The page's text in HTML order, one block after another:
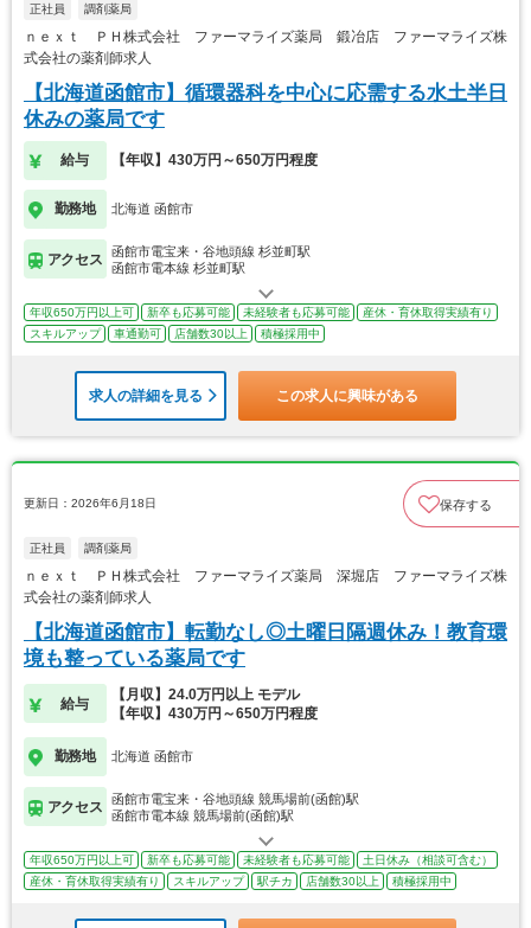
正社員 調剤薬局
ｎｅｘｔ ＰＨ株式会社 ファーマライズ薬局 鍛冶店 ファーマライズ株
式会社の薬剤師求人
【北海道函館市】循環器科を中心に応需する水土半日
休みの薬局です
給与 【年収】430万円～650万円程度
勤務地 北海道 函館市
アクセス
函館市電宝来・谷地頭線 杉並町駅
函館市電本線 杉並町駅
年収650万円以上可 新卒も応募可能 未経験者も応募可能
産休・育休取得実績有り
スキルアップ
車通勤可 店舗数30以上 積極採用中
求人の詳細を見る この求人に興味がある
更新日：2026年6月18日 保存する
正社員 調剤薬局
ｎｅｘｔ ＰＨ株式会社 ファーマライズ薬局 深堀店 ファーマライズ株
式会社の薬剤師求人
【北海道函館市】転勤なし◎土曜日隔週休み！教育環
境も整っている薬局です
給与
【月収】24.0万円以上 モデル
【年収】430万円～650万円程度
勤務地 北海道 函館市
アクセス
函館市電宝来・谷地頭線 競馬場前(函館)駅
函館市電本線 競馬場前(函館)駅
年収650万円以上可 新卒も応募可能 未経験者も応募可能
土日休み（相談可含む）
産休・育休取得実績有り
スキルアップ 駅チカ 店舗数30以上 積極採用中